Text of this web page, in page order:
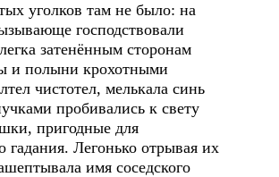
уголков там не было: на
господствовали
затенённым сторонам
и полыни крохотными
чистотел, мелькала синь
пробивались к свету
пригодные для
гадания. Легонько отрывая их
имя соседского